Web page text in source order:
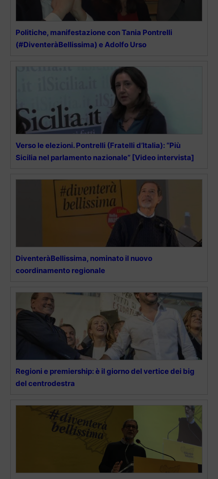
Politiche, manifestazione con Tania Pontrelli
(#DiventeràBellissima) e Adolfo Urso
Verso le elezioni. Pontrelli (Fratelli d’Italia): “Più
Sicilia nel parlamento nazionale” [Video intervista]
DiventeràBellissima, nominato il nuovo
coordinamento regionale
Regioni e premiership: è il giorno del vertice dei big
del centrodestra